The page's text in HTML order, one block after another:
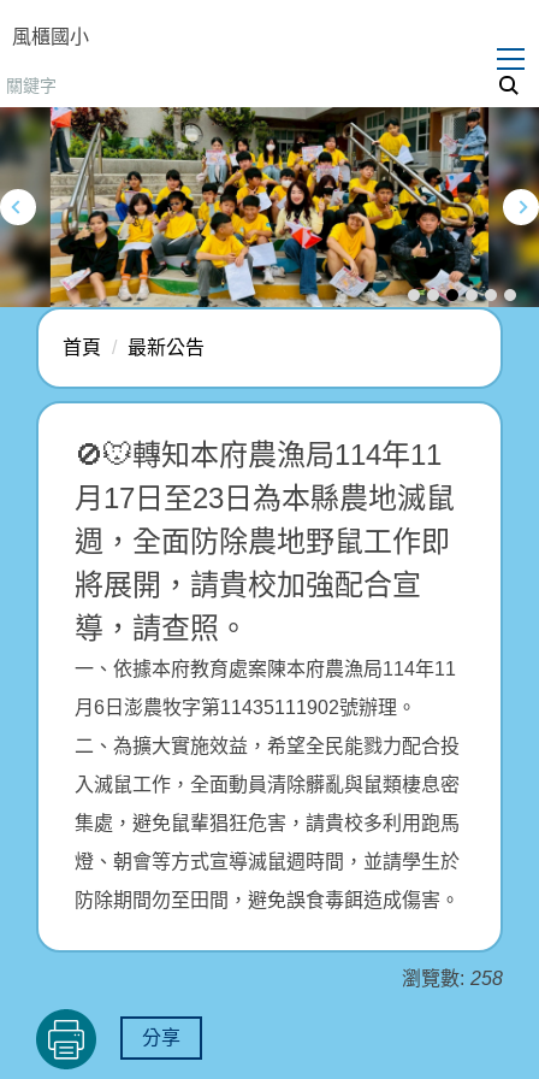
到
主
要
內
容
區
風櫃國小
首頁 最新公告
🚫🐭轉知本府農漁局114年11
月17日至23日為本縣農地滅鼠
週，全面防除農地野鼠工作即
將展開，請貴校加強配合宣
導，請查照。
一、依據本府教育處案陳本府農漁局114年11
月6日澎農牧字第11435111902號辦理。
二、為擴大實施效益，希望全民能戮力配合投
入滅鼠工作，全面動員清除髒亂與鼠類棲息密
集處，避免鼠輩猖狂危害，請貴校多利用跑馬
燈、朝會等方式宣導滅鼠週時間，並請學生於
防除期間勿至田間，避免誤食毒餌造成傷害。
瀏覽數: 258
分享